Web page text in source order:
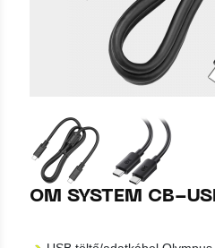
OM SYSTEM CB-